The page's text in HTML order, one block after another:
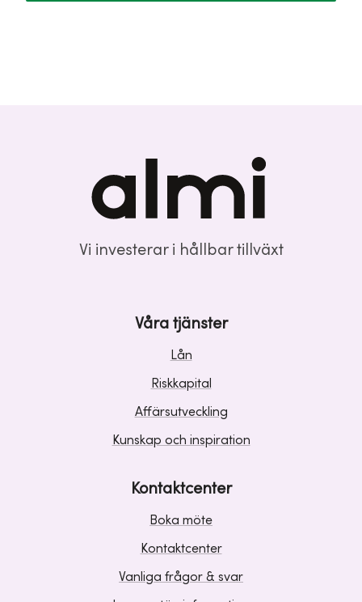
Vi investerar i hållbar tillväxt
Våra tjänster
Lån
Riskkapital
Affärsutveckling
Kunskap och inspiration
Kontaktcenter
Boka möte
Kontaktcenter
Vanliga frågor & svar